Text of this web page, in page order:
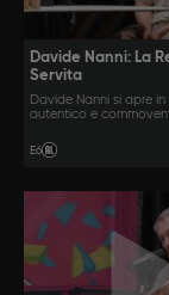
Davide Nanni: La
Servita
Davide Nanni si apre
autentico e
momenti di profonda
consapevolezza.
E6